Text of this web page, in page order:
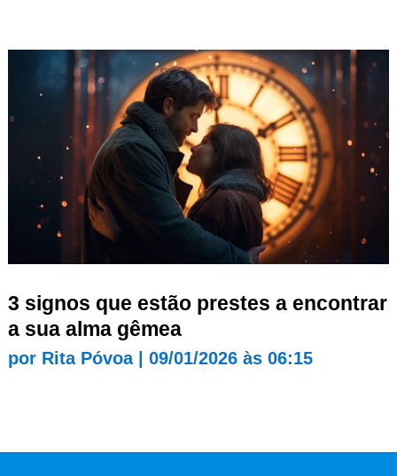
3 signos que estão prestes a encontrar
a sua alma gêmea
por Rita Póvoa| 09/01/2026 às 06:15